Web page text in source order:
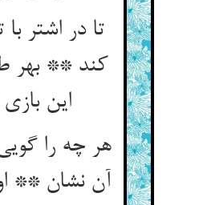
تا در اشتر با
کند ** بهر
این
هر چه را
آن نشان **